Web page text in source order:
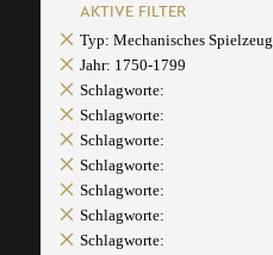
AKTIVE FILTER
Typ: Mechanisches Spielzeug
Jahr: 1750-1799
Schlagworte:
Schlagworte:
Schlagworte:
Schlagworte:
Schlagworte:
Schlagworte:
Schlagworte: